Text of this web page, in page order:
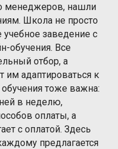
менеджеров, нашли
Школа не просто
учебное заведение с
обучения. Все
отбор, а
адаптироваться к
тоже важна:
в неделю,
оплаты, а
с оплатой. Здесь
предлагается